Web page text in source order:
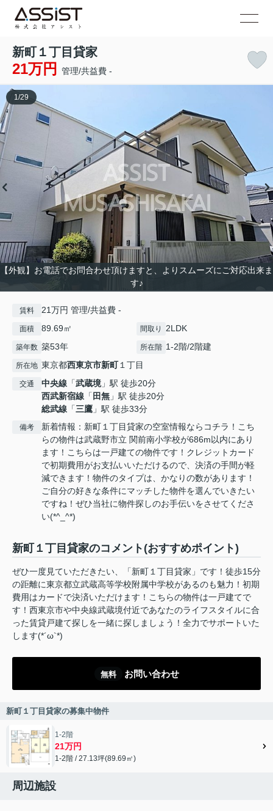
新町１丁目貸家
21万円 管理/共益費 -
【外観】お電話でお問合わせ頂けますと、よりスムーズにご対応出来ま
す♪
1 /29
賃料 21万円 管理/共益費 -
面積 89.69㎡ 間取り 2LDK
築年数 築53年 所在階 1-2階/2階建
所在地 東京都西東京市新町１丁目
交通 中央線 「武蔵境」駅 徒歩20分
西武新宿線 「 田無 」駅 徒歩20分
総武線 「三鷹 」駅 徒歩33分
備考
新着情報：新町１丁目貸家の空室情報ならコチラ！こち
らの物件は武蔵野市立 関前南小学校が686m以内にあり
ます！こちらは一戸建ての物件です！クレジットカード
で初期費用がお支払いいただけるので、決済の手間が軽
減できます！物件のタイプは、かなりの数があります！
ご自分の好きな条件にマッチした物件を選んでいきたい
ですね！ぜひ当社に物件探しのお手伝いをさせてくださ
い(*^_^*)
新町１丁目貸家のコメント(おすすめポイント)
ぜひ一度見ていただきたい、「新町１丁目貸家」です！徒歩15分
の距離に東京都立武蔵高等学校附属中学校があるのも魅力！初期
費用はカードで決済いただけます！こちらの物件は一戸建てで
す！西東京市や中央線武蔵境付近であなたのライフスタイルに合
った賃貸戸建て探しを一緒に探しましょう！全力でサポートいた
します(*´ω`*)
無料 お問い合わせ
新町１丁目貸家の募集中物件
1-2階
21万円
1-2階 / 27.13坪(89.69㎡)
周辺施設